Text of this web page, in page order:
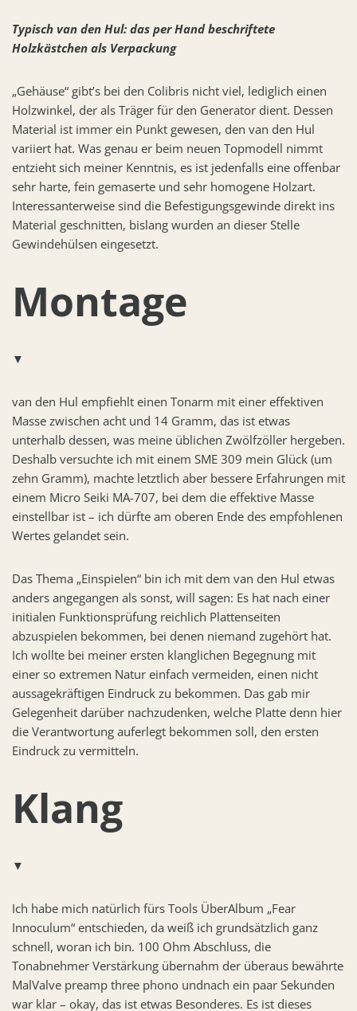
Typisch van den Hul: das per Hand beschriftete
Holzkästchen als Verpackung
„Gehäuse“ gibt’s bei den Colibris nicht viel, lediglich einen
Holzwinkel, der als Träger für den Generator dient. Dessen
Material ist immer ein Punkt gewesen, den van den Hul
variiert hat. Was genau er beim neuen Topmodell nimmt
entzieht sich meiner Kenntnis, es ist jedenfalls eine offenbar
sehr harte, fein gemaserte und sehr homogene Holzart.
Interessanterweise sind die Befestigungsgewinde direkt ins
Material geschnitten, bislang wurden an dieser Stelle
Gewindehülsen eingesetzt.
Montage
▼
van den Hul empfiehlt einen Tonarm mit einer effektiven
Masse zwischen acht und 14 Gramm, das ist etwas
unterhalb dessen, was meine üblichen Zwölfzöller hergeben.
Deshalb versuchte ich mit einem SME 309 mein Glück (um
zehn Gramm), machte letztlich aber bessere Erfahrungen mit
einem Micro Seiki MA-707, bei dem die effektive Masse
einstellbar ist – ich dürfte am oberen Ende des empfohlenen
Wertes gelandet sein.
Das Thema „Einspielen“ bin ich mit dem van den Hul etwas
anders angegangen als sonst, will sagen: Es hat nach einer
initialen Funktionsprüfung reichlich Plattenseiten
abzuspielen bekommen, bei denen niemand zugehört hat.
Ich wollte bei meiner ersten klanglichen Begegnung mit
einer so extremen Natur einfach vermeiden, einen nicht
aussagekräftigen Eindruck zu bekommen. Das gab mir
Gelegenheit darüber nachzudenken, welche Platte denn hier
die Verantwortung auferlegt bekommen soll, den ersten
Eindruck zu vermitteln.
Klang
▼
Ich habe mich natürlich fürs Tools ÜberAlbum „Fear
Innoculum“ entschieden, da weiß ich grundsätzlich ganz
schnell, woran ich bin. 100 Ohm Abschluss, die
Tonabnehmer Verstärkung übernahm der überaus bewährte
MalValve preamp three phono undnach ein paar Sekunden
war klar – okay, das ist etwas Besonderes. Es ist dieses